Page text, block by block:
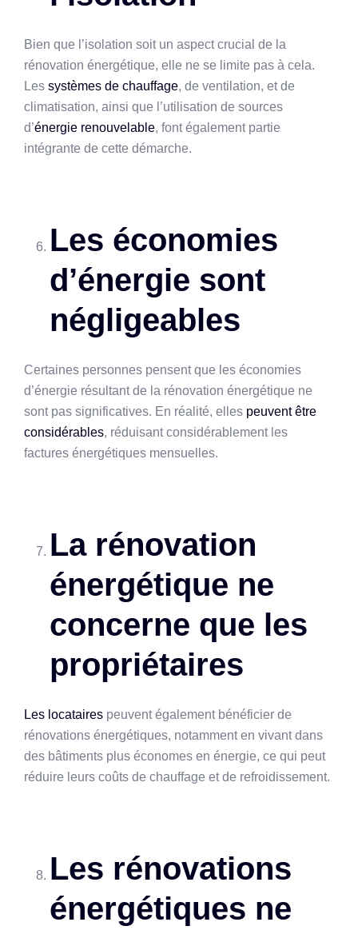
Bien que l’isolation soit un aspect crucial de la
rénovation énergétique, elle ne se limite pas à cela.
Les systèmes de chauffage, de ventilation, et de
climatisation, ainsi que l’utilisation de sources
d’énergie renouvelable, font également partie
intégrante de cette démarche.
Les économies
d’énergie sont
négligeables
Certaines personnes pensent que les économies
d’énergie résultant de la rénovation énergétique ne
sont pas significatives. En réalité, elles peuvent être
considérables, réduisant considérablement les
factures énergétiques mensuelles.
La rénovation
énergétique ne
concerne que les
propriétaires
Les locataires peuvent également bénéficier de
rénovations énergétiques, notamment en vivant dans
des bâtiments plus économes en énergie, ce qui peut
réduire leurs coûts de chauffage et de refroidissement.
Les rénovations
énergétiques ne